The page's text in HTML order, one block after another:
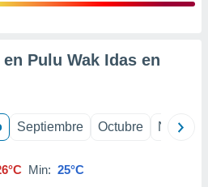
Pulu Wak Idas en
Septiembre Octubre
Min: 25°C